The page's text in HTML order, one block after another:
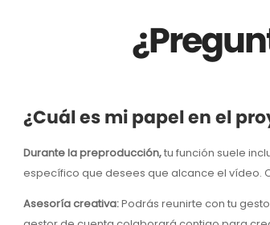
¿Cuál es mi papel en el
Durante la preproducción,tu función suele
específico que desees que alcance el vídeo.
Asesoría creativa:Podrás reunirte con tu